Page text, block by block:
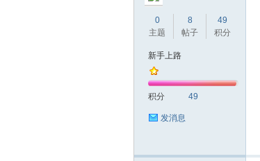
0
主题
8
帖子
49
积分
新手上路
积分 49
发消息